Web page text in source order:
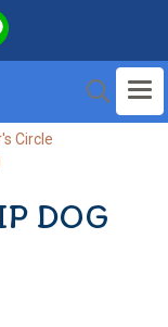
Circle
DOG